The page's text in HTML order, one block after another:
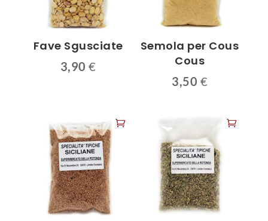
Fave Sgusciate
3,90€
Semola per Cous
Cous
3,50 €